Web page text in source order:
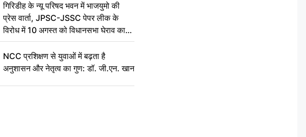
गिरिडीह के न्यू परिषद भवन में भाजयुमो की
प्रेस वार्ता, JPSC-JSSC पेपर लीक के
विरोध में 10 अगस्त को विधानसभा घेराव का
ऐलान
NCC प्रशिक्षण से युवाओं में बढ़ता है
अनुशासन और नेतृत्व का गुण: डॉ. जी.एन. खान